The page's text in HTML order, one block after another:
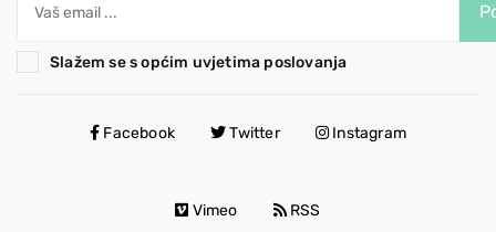
Slažem se s općim uvjetima poslovanja
Facebook Twitter Instagram
Vimeo RSS